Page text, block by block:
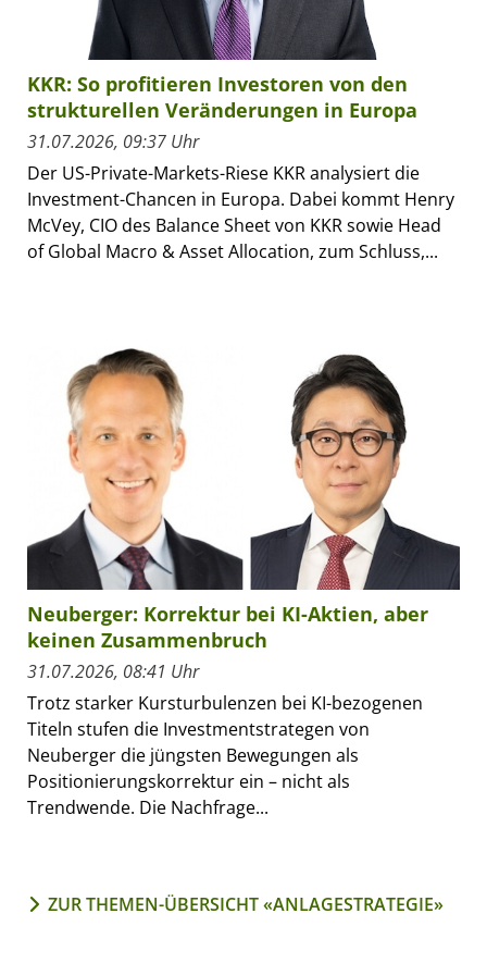
KKR: So profitieren Investoren von den
strukturellen Veränderungen in Europa
31.07.2026, 09:37 Uhr
Der US-Private-Markets-Riese KKR analysiert die
Investment-Chancen in Europa. Dabei kommt Henry
McVey, CIO des Balance Sheet von KKR sowie Head
of Global Macro & Asset Allocation, zum Schluss,...
Neuberger: Korrektur bei KI-Aktien, aber
keinen Zusammenbruch
31.07.2026, 08:41 Uhr
Trotz starker Kursturbulenzen bei KI-bezogenen
Titeln stufen die Investmentstrategen von
Neuberger die jüngsten Bewegungen als
Positionierungskorrektur ein – nicht als
Trendwende. Die Nachfrage...
ZUR THEMEN-ÜBERSICHT «ANLAGESTRATEGIE»